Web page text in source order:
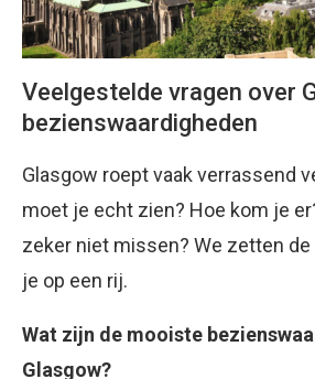
Veelgestelde vragen over
bezienswaardigheden
Glasgow roept vaak verrassend
moet je echt zien? Hoe kom je
zeker niet missen? We zetten
je op een rij.
Wat zijn de mooiste
Glasgow?